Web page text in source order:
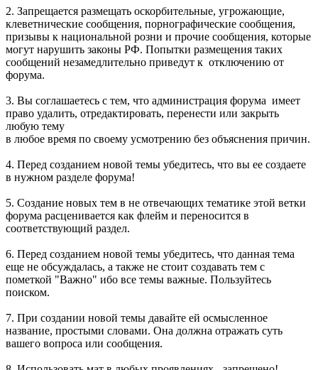
2. Запрещается размещать оскорбительные, угрожающие,
клеветнические сообщения, порнографические сообщения,
призывы к национальной розни и прочие сообщения, которые
могут нарушить законы РФ. Попытки размещения таких
сообщений незамедлительно приведут к отключению от
форума.
3. Вы соглашаетесь с тем, что администрация форума имеет
право удалить, отредактировать, перенести или закрыть
любую тему
в любое время по своему усмотрению без объяснения причин.
4. Перед созданием новой темы убедитесь, что вы ее создаете
в нужном разделе форума!
5. Создание новых тем в не отвечающих тематике этой ветки
форума расценивается как флейм и переносится в
соответствующий раздел.
6. Перед созданием новой темы убедитесь, что данная тема
еще не обсуждалась, а также не стоит создавать тем с
пометкой "Важно" ибо все темы важные. Пользуйтесь
поиском.
7. При создании новой темы давайте ей осмысленное
название, простыми словами. Она должна отражать суть
вашего вопроса или сообщения.